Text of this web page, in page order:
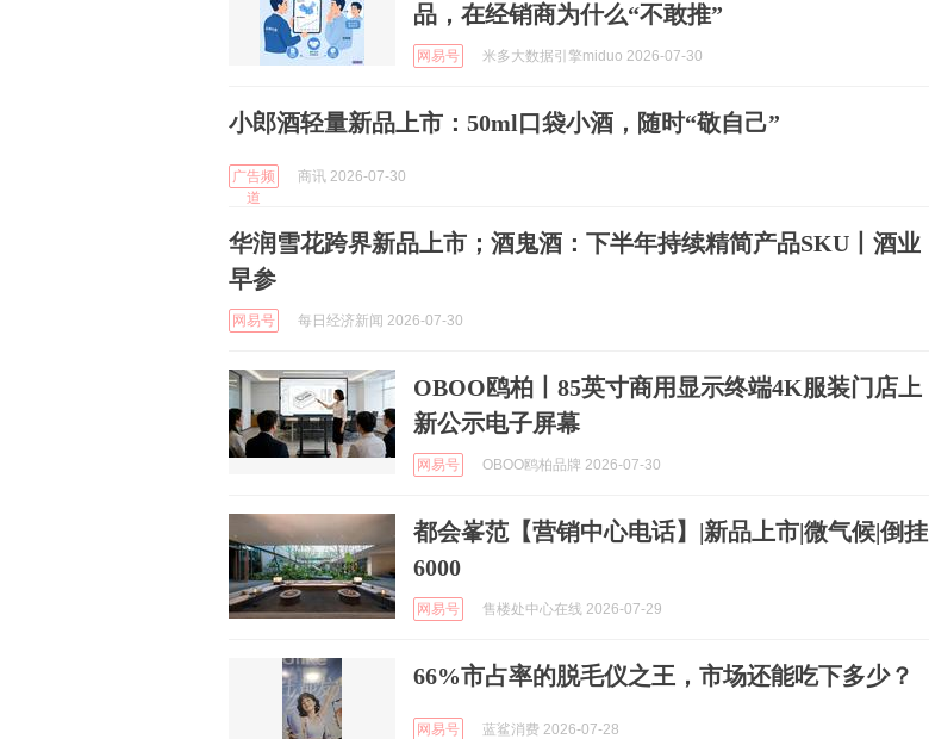
品，在经销商为什么“不敢推”
网易号 米多大数据引擎miduo 2026-07-30
小郎酒轻量新品上市：50ml口袋小酒，随时“敬自己”
广告频
道
商讯 2026-07-30
华润雪花跨界新品上市；酒鬼酒：下半年持续精简产品SKU丨酒业
早参
网易号 每日经济新闻 2026-07-30
OBOO鸥柏丨85英寸商用显示终端4K服装门店上
新公示电子屏幕
网易号 OBOO鸥柏品牌 2026-07-30
都会峯范【营销中心电话】|新品上市|微气候|倒挂
6000
网易号 售楼处中心在线 2026-07-29
66%市占率的脱毛仪之王，市场还能吃下多少？
网易号 蓝鲨消费 2026-07-28